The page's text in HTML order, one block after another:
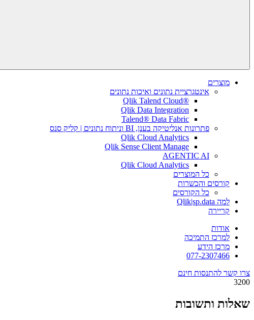
מוצרים
אינטגרציית נתונים ואיכות נתונים
®Qlik Talend Cloud
Qlik Data Integration
Talend® Data Fabric
פתרונות אנליטיקה בענן, BI וניתוח נתונים | קליק סנס
Qlik Cloud Analytics
Qlik Sense Client Manage
AGENTIC AI
Qlik Cloud Analytics
כל המוצרים
קורסים והכשרות
כל הקורסים
למה Qlik|sp.data
קריירה
אודות
למרכז התמיכה
מרכז הידע
077-2307466
צרו קשר להתנסות חינם
3200
שאלות ותשובות